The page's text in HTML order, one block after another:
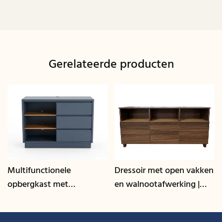
Gerelateerde producten
Multifunctionele
opbergkast met
25-L - GCON
Dressoir met open vakken
en walnootafwerking |